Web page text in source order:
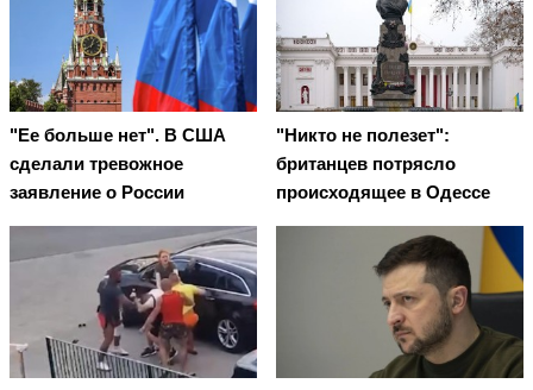
"Ее больше нет". В США
сделали тревожное
заявление о России
"Никто не полезет":
британцев потрясло
происходящее в Одессе